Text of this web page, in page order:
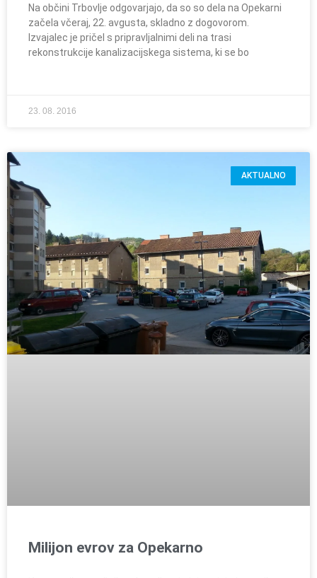
Na občini Trbovlje odgovarjajo, da so so dela na Opekarni
začela včeraj, 22. avgusta, skladno z dogovorom.
Izvajalec je pričel s pripravljalnimi deli na trasi
rekonstrukcije kanalizacijskega sistema, ki se bo
23. 08. 2016
AKTUALNO
Milijon evrov za Opekarno